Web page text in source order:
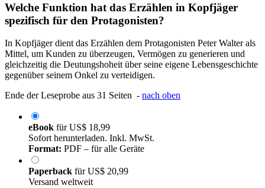
Welche Funktion hat das Erzählen in Kopfjäger
spezifisch für den Protagonisten?
In Kopfjäger dient das Erzählen dem Protagonisten Peter Walter als
Mittel, um Kunden zu überzeugen, Vermögen zu generieren und
gleichzeitig die Deutungshoheit über seine eigene Lebensgeschichte
gegenüber seinem Onkel zu verteidigen.
Ende der Leseprobe aus 31 Seiten - nach oben
eBook fürUS$ 18,99
Sofort herunterladen. Inkl. MwSt.
Format: PDF – für alle Geräte
Paperback fürUS$ 20,99
Versand weltweit